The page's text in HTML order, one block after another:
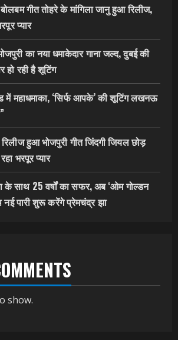
गीत तोहरे के मांगिला जानु हुआ रिलीज,
प्यार
का नया धमाकेदार गाना जल्द, दुबई की
रही है शूटिंग
में महाधमाका, ‘सिर्फ आपके’ की शूटिंग लखनऊ
रिलीज हुआ भोजपुरी गीत जिंदगी जियल छोड़
भरपूर प्यार
के साथ 25 वर्षों का सफर, अब ‘ओम गोल्डन
पारी शुरू करेंगे प्रेमचंद्र झा
show.